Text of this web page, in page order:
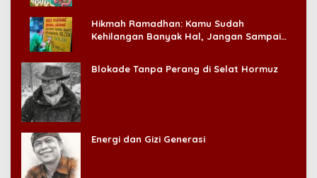
Hikmah Ramadhan: Kamu Sudah
Kehilangan Banyak Hal, Jangan Sampai
Blokade Tanpa Perang di Selat Hormuz
Energi dan Gizi Generasi